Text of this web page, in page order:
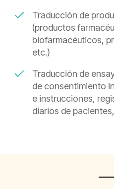
Traducción de
(productos
biofarmacéuticos,
etc.)
Traducción de
de consentimiento
e instrucciones,
diarios de